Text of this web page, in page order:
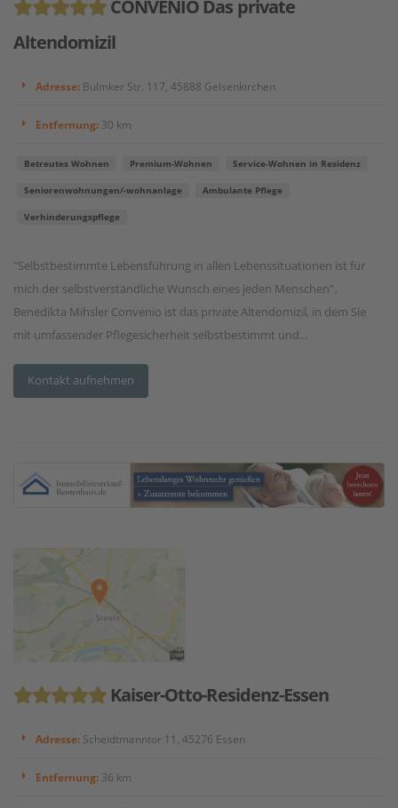
CONVENIO Das private
Altendomizil
Adresse: Bulmker Str. 117, 45888 Gelsenkirchen
Entfernung: 30 km
Betreutes Wohnen Premium-Wohnen Service-Wohnen in Residenz
Seniorenwohnungen/-wohnanlage Ambulante Pflege
Verhinderungspflege
"Selbstbestimmte Lebensführung in allen Lebenssituationen ist für
mich der selbstverständliche Wunsch eines jeden Menschen".
Benedikta Mihsler Convenio ist das private Altendomizil, in dem Sie
mit umfassender Pflegesicherheit selbstbestimmt und...
Kontakt aufnehmen
Kaiser-Otto-Residenz-Essen
Adresse: Scheidtmanntor 11, 45276 Essen
Entfernung: 36 km